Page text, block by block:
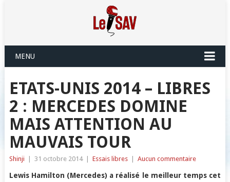
MENU
ETATS-UNIS 2014 – LIBRES
2 : MERCEDES DOMINE
MAIS ATTENTION AU
MAUVAIS TOUR
Shinji 31 octobre 2014 Essais libres Aucun commentaire
Lewis Hamilton (Mercedes) a réalisé le meilleur temps cet